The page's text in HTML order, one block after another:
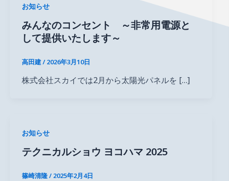
お知らせ
みんなのコンセント ～非常用電源と
して提供いたします～
高田建/ 2026年3月10日
株式会社スカイでは2月から太陽光パネルを […]
お知らせ
テクニカルショウ ヨコハマ 2025
篠崎清隆/ 2025年2月4日